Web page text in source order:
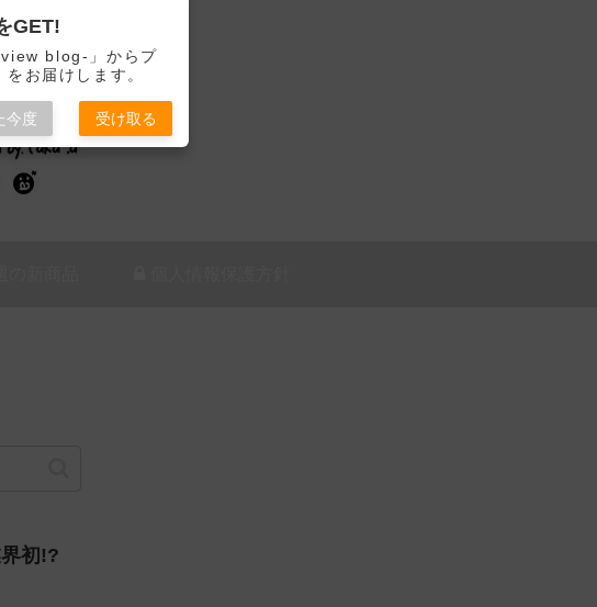
ログ
初!?
GET!
blog-」からプ
お届けします。
今度 受け取る